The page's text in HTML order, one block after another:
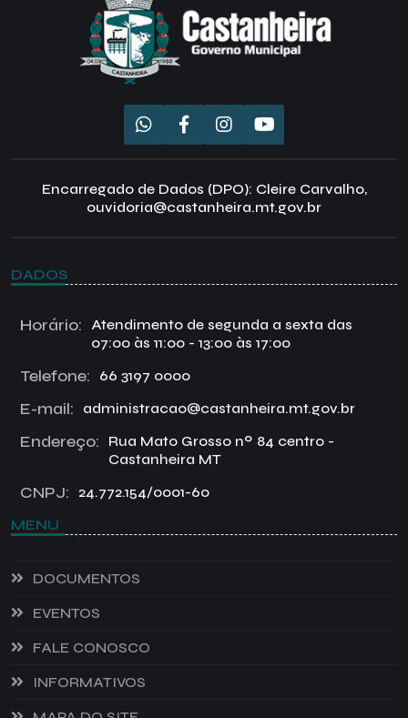
Encarregado de Dados (DPO): Cleire Carvalho,
ouvidoria@castanheira.mt.gov.br
DADOS
Horário:
Atendimento de segunda a sexta das
07:00 às 11:00 - 13:00 às 17:00
Telefone: 66 3197 0000
E-mail: administracao@castanheira.mt.gov.br
Endereço:
Rua Mato Grosso nº 84 centro -
Castanheira MT
CNPJ: 24.772.154/0001-60
MENU
DOCUMENTOS
EVENTOS
FALE CONOSCO
INFORMATIVOS